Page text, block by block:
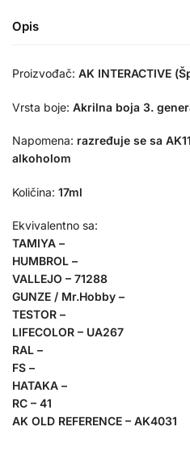
Opis
Proizvođač: AK INTERACTIVE
Vrsta boje: Akrilna boja 3.
Napomena: razređuje se sa
alkoholom
Količina: 17ml
Ekvivalentno sa:
TAMIYA –
HUMBROL –
VALLEJO – 71288
GUNZE / Mr.Hobby –
TESTOR –
LIFECOLOR – UA267
RAL –
FS –
HATAKA –
RC – 41
AK OLD REFERENCE – AK4031